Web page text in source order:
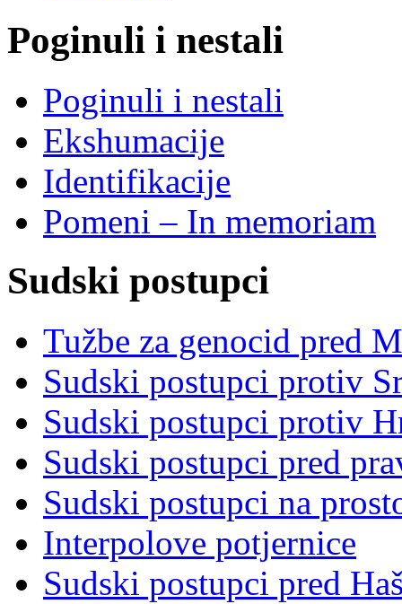
Poginuli i nestali
Poginuli i nestali
Ekshumacije
Identifikacije
Pomeni – In memoriam
Sudski postupci
Tužbe za genocid pred
Sudski postupci protiv
Sudski postupci protiv
Sudski postupci pred
Sudski postupci na
Interpolove potjernice
Sudski postupci pred